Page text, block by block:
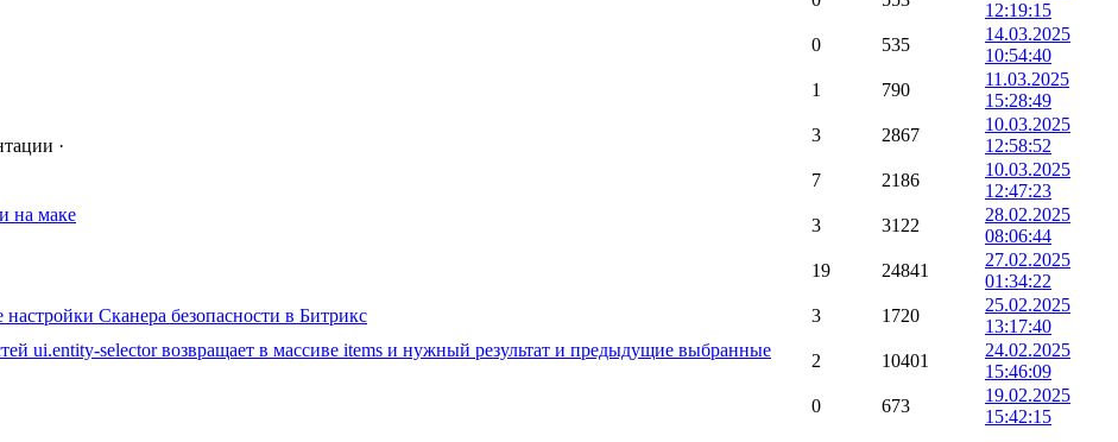
12:19:15
0 535
14.03.2025
10:54:40
1 790
11.03.2025
15:28:49
·
3 2867
10.03.2025
12:58:52
7 2186
10.03.2025
12:47:23
на маке
3 3122
28.02.2025
08:06:44
19 24841
27.02.2025
01:34:22
Сканера безопасности в Битрикс
3 1720
25.02.2025
13:17:40
ui.entity-selector возвращает в массиве items и нужный результат и предыдущие выбранные
2 10401
24.02.2025
15:46:09
0 673
19.02.2025
15:42:15